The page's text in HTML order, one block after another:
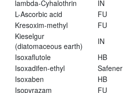
lambda-Cyhalothrin
IN
L-Ascorbic acid
FU
Kresoxim-methyl
FU
Kieselgur
(diatomaceous earth)
IN
Isoxaflutole
HB
Isoxadifen-ethyl
Safener
Isoxaben
HB
Isopyrazam
FU